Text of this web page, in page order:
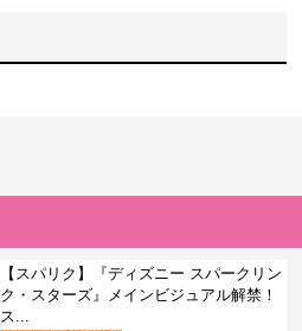
【スパリク】『ディズニー スパークリン
ク・スターズ』メインビジュアル解禁！
ス...